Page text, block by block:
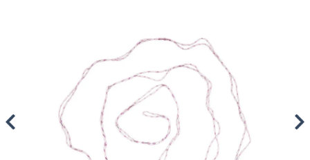
Previous